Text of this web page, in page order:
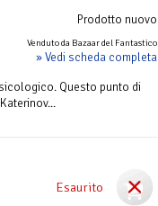
Prodotto nuovo
Venduto da Bazaar del Fantastico
» Vedi scheda completa
Questo punto di
Esaurito